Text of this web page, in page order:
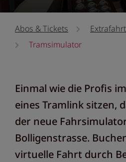
Abos & Tickets
Tramsimulator
Einmal wie die Profis
eines Tramlink sitzen,
der neue
Bolligenstrasse.
virtuelle Fahrt durch